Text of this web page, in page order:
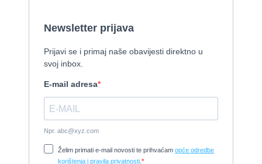
Izletnički brod - 94 osobe
Cijena:370.000 EUR
Tender Williams 325 TurboJet - sniženo!
2008, 325 x 1.7 m, weber 750
Damor 900 FURIA - EXTRA OPREMA - PRILIKA - SNIŽENA
CIJENA
2008, 8,98 x 3 m, Yanmar 200kW - unutranji, diesel
Cijena:65.000 EUR
Prodajem jedrilicu ELAN 31 S